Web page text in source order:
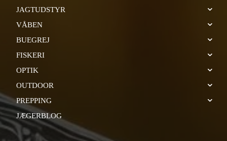
JAGTUDSTYR
VÅBEN
BUEGREJ
FISKERI
OPTIK
OUTDOOR
PREPPING
JÆGERBLOG